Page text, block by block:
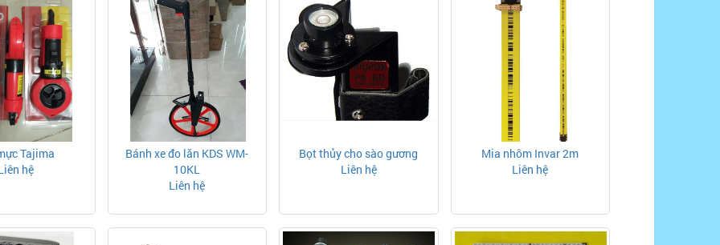
Tajima
hệ
Bánh xe đo lăn KDS WM-
10KL
Liên hệ
Bọt thủy cho sào gương
Liên hệ
Mia nhôm Invar 2m
Liên hệ